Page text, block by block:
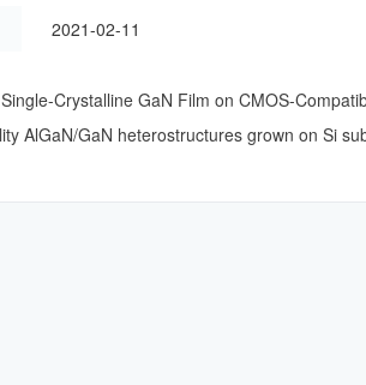
2021-02-11
Single-Crystalline GaN Film on CMOS-
AlGaN/GaN heterostructures grown on Si